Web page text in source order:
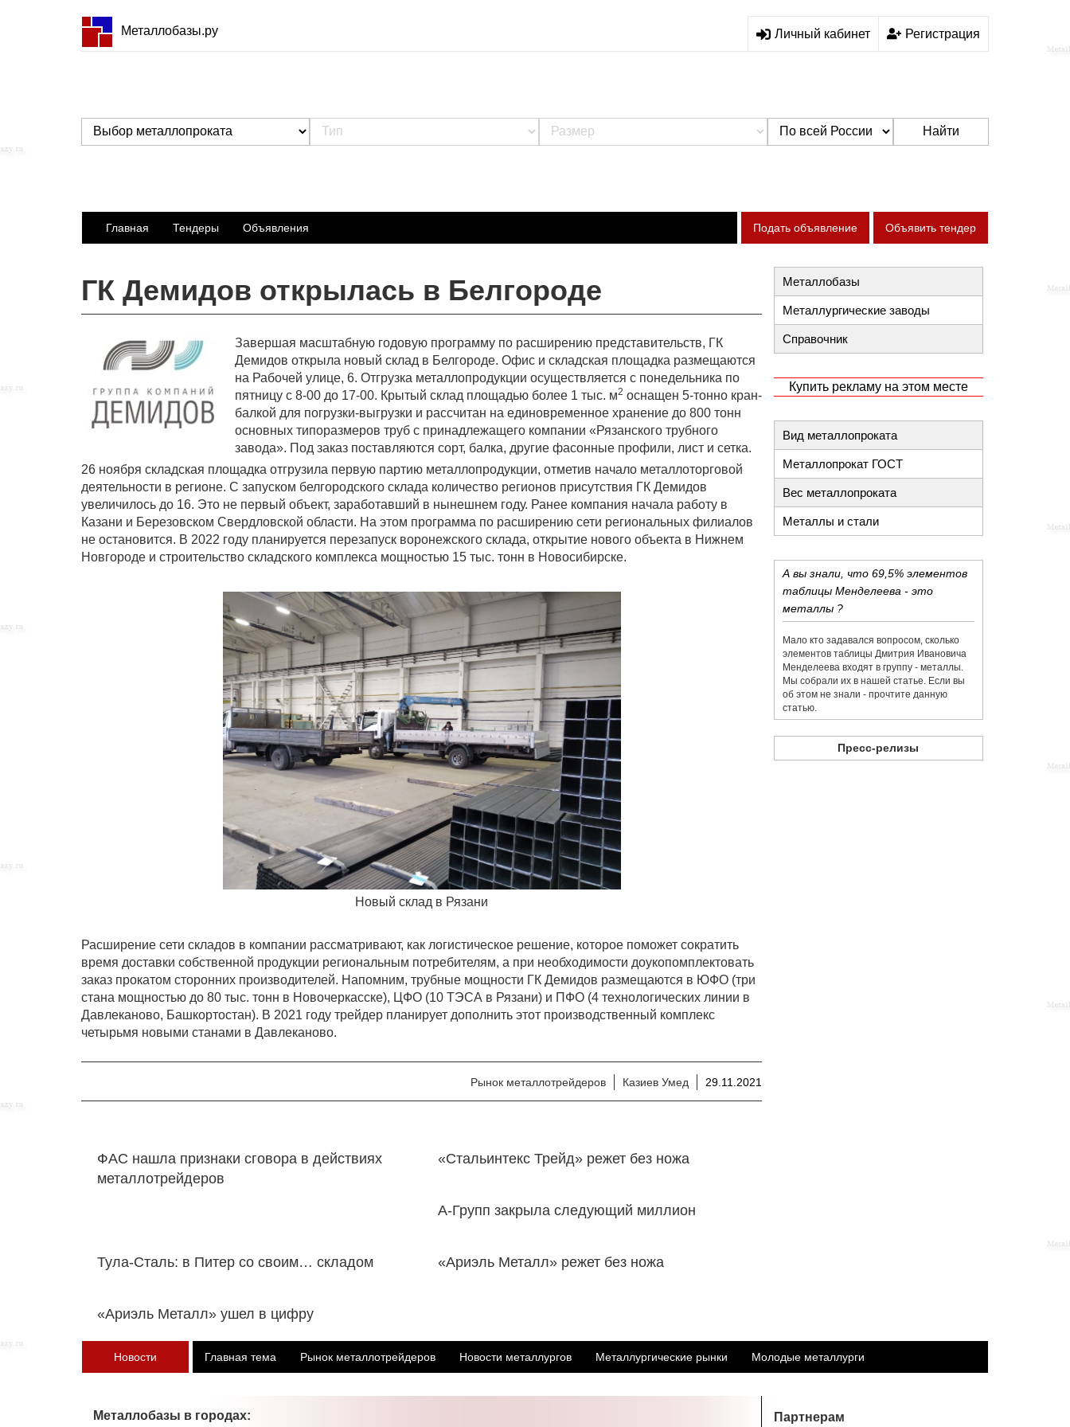
Металлобазы.ру Личный кабинет Регистрация
Найти
Главная Тендеры Объявления Подать объявление Объявить тендер
ГК Демидов открылась в Белгороде
Завершая масштабную годовую программу по расширению представительств, ГК
Демидов открыла новый склад в Белгороде. Офис и складская площадка размещаются
на Рабочей улице, 6. Отгрузка металлопродукции осуществляется с понедельника по
пятницу с 8-00 до 17-00. Крытый склад площадью более 1 тыс. м2 оснащен 5-тонно кран-
балкой для погрузки-выгрузки и рассчитан на единовременное хранение до 800 тонн
основных типоразмеров труб с принадлежащего компании «Рязанского трубного
завода». Под заказ поставляются сорт, балка, другие фасонные профили, лист и сетка.
26 ноября складская площадка отгрузила первую партию металлопродукции, отметив начало металлоторговой
деятельности в регионе. С запуском белгородского склада количество регионов присутствия ГК Демидов
увеличилось до 16. Это не первый объект, заработавший в нынешнем году. Ранее компания начала работу в
Казани и Березовском Свердловской области. На этом программа по расширению сети региональных филиалов
не остановится. В 2022 году планируется перезапуск воронежского склада, открытие нового объекта в Нижнем
Новгороде и строительство складского комплекса мощностью 15 тыс. тонн в Новосибирске.
Новый склад в Рязани
Расширение сети складов в компании рассматривают, как логистическое решение, которое поможет сократить
время доставки собственной продукции региональным потребителям, а при необходимости доукопомплектовать
заказ прокатом сторонних производителей. Напомним, трубные мощности ГК Демидов размещаются в ЮФО (три
стана мощностью до 80 тыс. тонн в Новочеркасске), ЦФО (10 ТЭСА в Рязани) и ПФО (4 технологических линии в
Давлеканово, Башкортостан). В 2021 году трейдер планирует дополнить этот производственный комплекс
четырьмя новыми станами в Давлеканово.
Рынок металлотрейдеров Казиев Умед 29.11.2021
ФАС нашла признаки сговора в действиях
металлотрейдеров
«Стальинтекс Трейд» режет без ножа
А-Групп закрыла следующий миллион
Тула-Сталь: в Питер со своим… складом «Ариэль Металл» режет без ножа
«Ариэль Металл» ушел в цифру
Металлобазы
Металлургические заводы
Справочник
Купить рекламу на этом месте
Вид металлопроката
Металлопрокат ГОСТ
Вес металлопроката
Металлы и стали
А вы знали, что 69,5% элементов
таблицы Менделеева - это
металлы ?
Мало кто задавался вопросом, сколько
элементов таблицы Дмитрия Ивановича
Менделеева входят в группу - металлы.
Мы собрали их в нашей статье. Если вы
об этом не знали - прочтите данную
статью.
Пресс-релизы
Новости Главная тема Рынок металлотрейдеров Новости металлургов Металлургические рынки Молодые металлурги
Металлобазы в городах: Партнерам